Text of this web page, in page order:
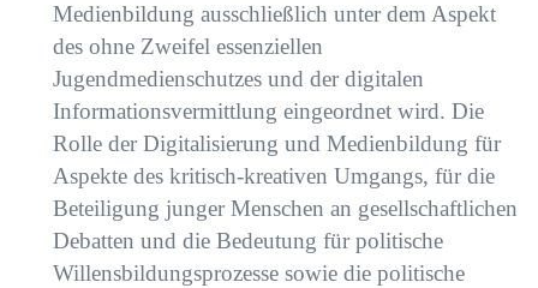
Medienbildung ausschließlich unter dem Aspekt
des ohne Zweifel essenziellen
Jugendmedienschutzes und der digitalen
Informationsvermittlung eingeordnet wird. Die
Rolle der Digitalisierung und Medienbildung für
Aspekte des kritisch-kreativen Umgangs, für die
Beteiligung junger Menschen an gesellschaftlichen
Debatten und die Bedeutung für politische
Willensbildungsprozesse sowie die politische